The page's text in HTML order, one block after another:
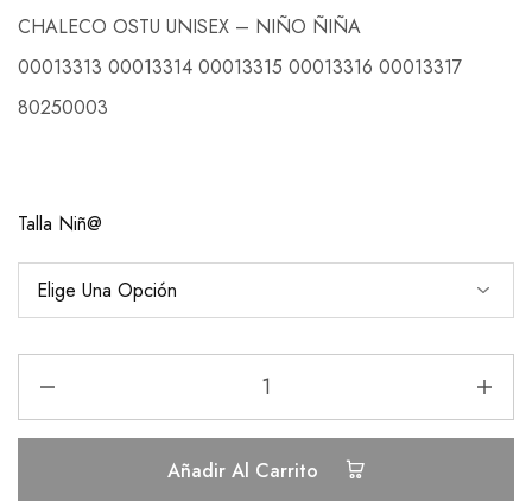
CHALECO OSTU UNISEX – NIÑO ÑIÑA
00013313 00013314 00013315 00013316 00013317
80250003
Talla Niñ@
Añadir Al Carrito